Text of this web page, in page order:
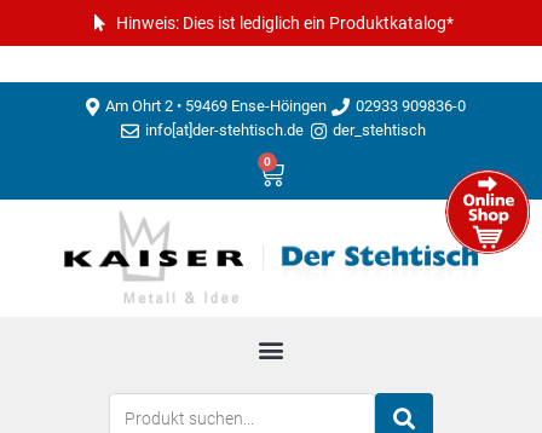
Hinweis: Dies ist lediglich ein Produktkatalog*
Am Ohrt 2 • 59469 Ense-Höingen
02933 909836-0
info[at]der-stehtisch.de
der_stehtisch
0